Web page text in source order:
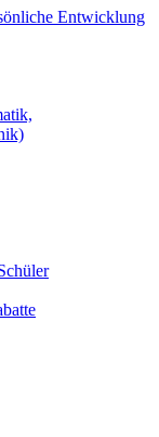
Entwicklung